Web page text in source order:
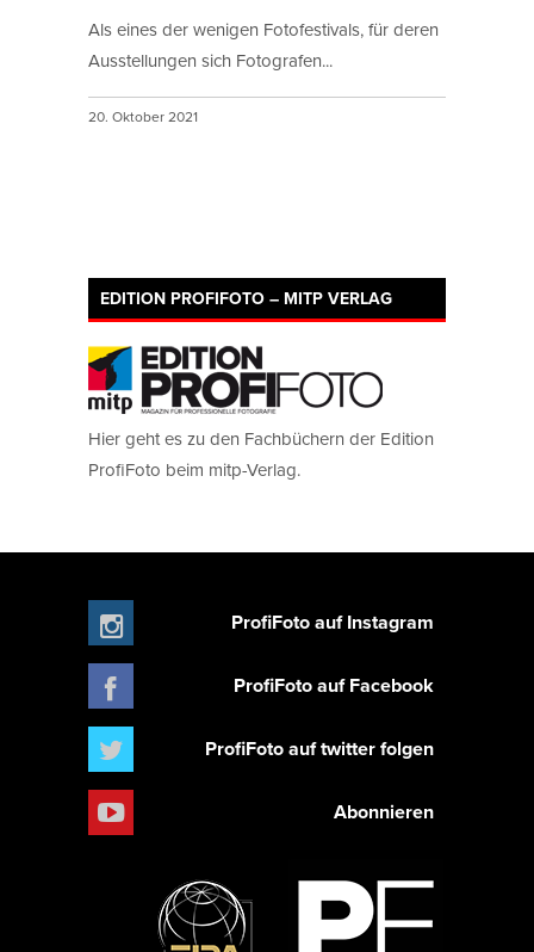
Als eines der wenigen Fotofestivals, für deren
Ausstellungen sich Fotografen...
20. Oktober 2021
EDITION PROFIFOTO – MITP VERLAG
Hier geht es zu den Fachbüchern der Edition
ProfiFoto beim mitp-Verlag.
ProfiFoto auf Instagram
ProfiFoto auf Facebook
ProfiFoto auf twitter folgen
Abonnieren